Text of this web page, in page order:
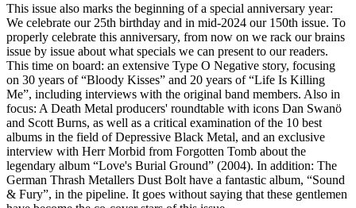
This issue also marks the beginning of a special anniversary year:
We celebrate our 25th birthday and in mid-2024 our 150th issue. To
properly celebrate this anniversary, from now on we rack our brains
issue by issue about what specials we can present to our readers.
This time on board: an extensive Type O Negative story, focusing
on 30 years of “Bloody Kisses” and 20 years of “Life Is Killing
Me”, including interviews with the original band members. Also in
focus: A Death Metal producers' roundtable with icons Dan Swanö
and Scott Burns, as well as a critical examination of the 10 best
albums in the field of Depressive Black Metal, and an exclusive
interview with Herr Morbid from Forgotten Tomb about the
legendary album “Love's Burial Ground” (2004). In addition: The
German Thrash Metallers Dust Bolt have a fantastic album, “Sound
& Fury”, in the pipeline. It goes without saying that these gentlemen